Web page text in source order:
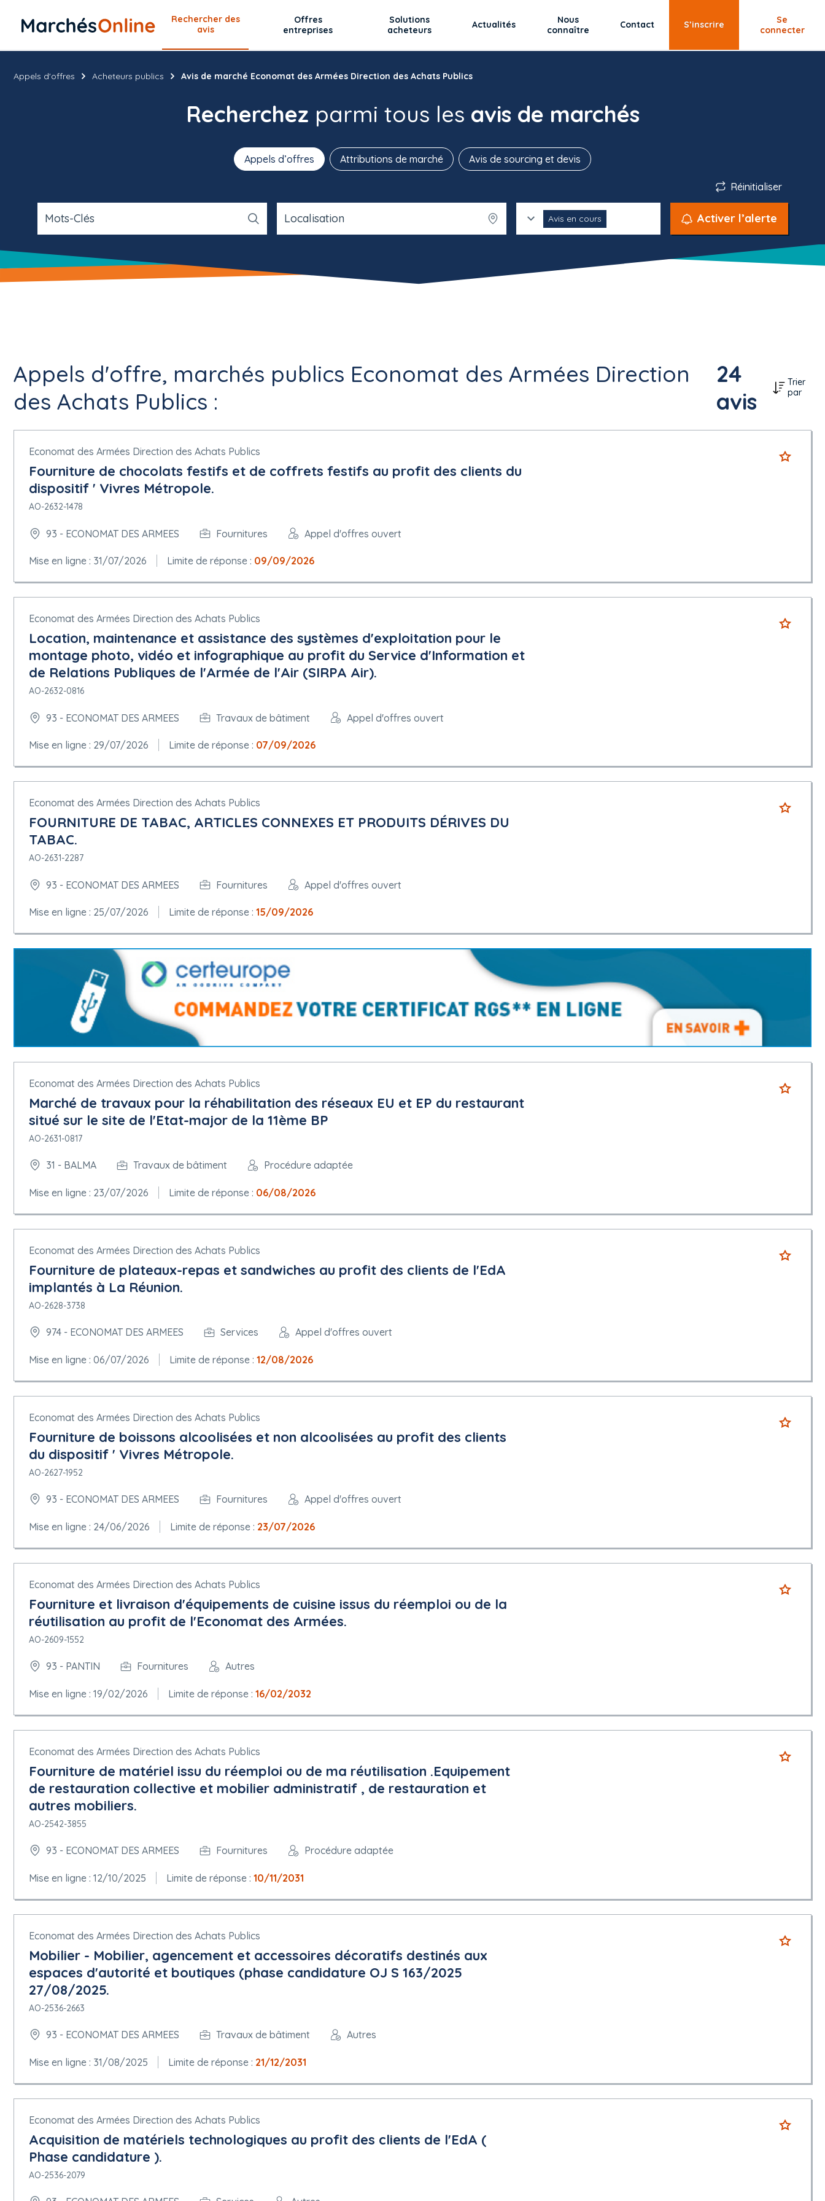
Rechercher des
avis
Offres
entreprises
Solutions
acheteurs
Actualités
Nous
connaître
Contact S’inscrire
Se
connecter
Recherchez parmi tous les avis de marchés
Appels d’offres Attributions de marché Avis de sourcing et devis
Réinitialiser
Mots-Clés Localisation Avis en cours Activer l’alerte
Appels d'offres Acheteurs publics Avis de marché Economat des Armées Direction des Achats Publics
Appels d'offre, marchés publics Economat des Armées Direction
des Achats Publics :
24
avis
Trier
par
Economat des Armées Direction des Achats Publics
Fourniture de chocolats festifs et de coffrets festifs au profit des clients du
dispositif ' Vivres Métropole.
AO-2632-1478
93 - ECONOMAT DES ARMEES Fournitures Appel d'offres ouvert
Mise en ligne : 31/07/2026 Limite de réponse : 09/09/2026
Economat des Armées Direction des Achats Publics
Location, maintenance et assistance des systèmes d'exploitation pour le
montage photo, vidéo et infographique au profit du Service d'Information et
de Relations Publiques de l'Armée de l'Air (SIRPA Air).
AO-2632-0816
93 - ECONOMAT DES ARMEES Travaux de bâtiment Appel d'offres ouvert
Mise en ligne : 29/07/2026 Limite de réponse : 07/09/2026
Economat des Armées Direction des Achats Publics
FOURNITURE DE TABAC, ARTICLES CONNEXES ET PRODUITS DÉRIVES DU
TABAC.
AO-2631-2287
93 - ECONOMAT DES ARMEES Fournitures Appel d'offres ouvert
Mise en ligne : 25/07/2026 Limite de réponse : 15/09/2026
Economat des Armées Direction des Achats Publics
Marché de travaux pour la réhabilitation des réseaux EU et EP du restaurant
situé sur le site de l'Etat-major de la 11ème BP
AO-2631-0817
31 - BALMA Travaux de bâtiment Procédure adaptée
Mise en ligne : 23/07/2026 Limite de réponse : 06/08/2026
Economat des Armées Direction des Achats Publics
Fourniture de plateaux-repas et sandwiches au profit des clients de l'EdA
implantés à La Réunion.
AO-2628-3738
974 - ECONOMAT DES ARMEES Services Appel d'offres ouvert
Mise en ligne : 06/07/2026 Limite de réponse : 12/08/2026
Economat des Armées Direction des Achats Publics
Fourniture de boissons alcoolisées et non alcoolisées au profit des clients
du dispositif ' Vivres Métropole.
AO-2627-1952
93 - ECONOMAT DES ARMEES Fournitures Appel d'offres ouvert
Mise en ligne : 24/06/2026 Limite de réponse : 23/07/2026
Economat des Armées Direction des Achats Publics
Fourniture et livraison d'équipements de cuisine issus du réemploi ou de la
réutilisation au profit de l'Economat des Armées.
AO-2609-1552
93 - PANTIN Fournitures Autres
Mise en ligne : 19/02/2026 Limite de réponse : 16/02/2032
Economat des Armées Direction des Achats Publics
Fourniture de matériel issu du réemploi ou de ma réutilisation .Equipement
de restauration collective et mobilier administratif , de restauration et
autres mobiliers.
AO-2542-3855
93 - ECONOMAT DES ARMEES Fournitures Procédure adaptée
Mise en ligne : 12/10/2025 Limite de réponse : 10/11/2031
Economat des Armées Direction des Achats Publics
Mobilier - Mobilier, agencement et accessoires décoratifs destinés aux
espaces d'autorité et boutiques (phase candidature OJ S 163/2025
27/08/2025.
AO-2536-2663
93 - ECONOMAT DES ARMEES Travaux de bâtiment Autres
Mise en ligne : 31/08/2025 Limite de réponse : 21/12/2031
Economat des Armées Direction des Achats Publics
Acquisition de matériels technologiques au profit des clients de l'EdA (
Phase candidature ).
AO-2536-2079